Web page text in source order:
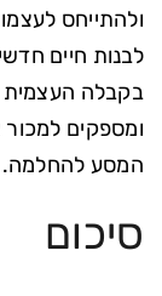
ולהתייחס
לבנות חיים
בקבלה העצמית
ומספקים
המסע להחלמה.
סיכום